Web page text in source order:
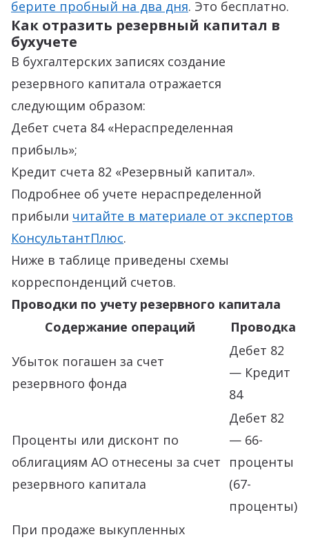
берите пробный на два дня. Это бесплатно.
Как отразить резервный капитал в
бухучете
В бухгалтерских записях создание
резервного капитала отражается
следующим образом:
Дебет счета 84 «Нераспределенная
прибыль»;
Кредит счета 82 «Резервный капитал».
Подробнее об учете нераспределенной
прибыли читайте в материале от экспертов
КонсультантПлюс.
Ниже в таблице приведены схемы
корреспонденций счетов.
Проводки по учету резервного капитала
Содержание операций
Проводка
Убыток погашен за счет
резервного фонда
Дебет 82
— Кредит
84
Проценты или дисконт по
облигациям АО отнесены за счет
резервного капитала
Дебет 82
— 66-
проценты
(67-
проценты)
При продаже выкупленных